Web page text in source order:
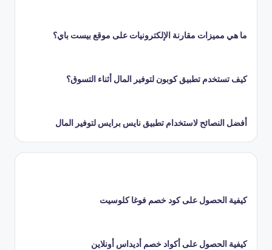
ما هي مميزات مقارنة الإلكترونيات على موقع بيست باي؟
كيف تستخدم تطبيق كوبون لتوفير المال أثناء التسوق؟
أفضل النصائح لاستخدام تطبيق نايس برايس لتوفير المال
كيفية الحصول على كود خصم فوغا كلوسيت
كيفية الحصول على أكواد خصم أديداس أونلاين